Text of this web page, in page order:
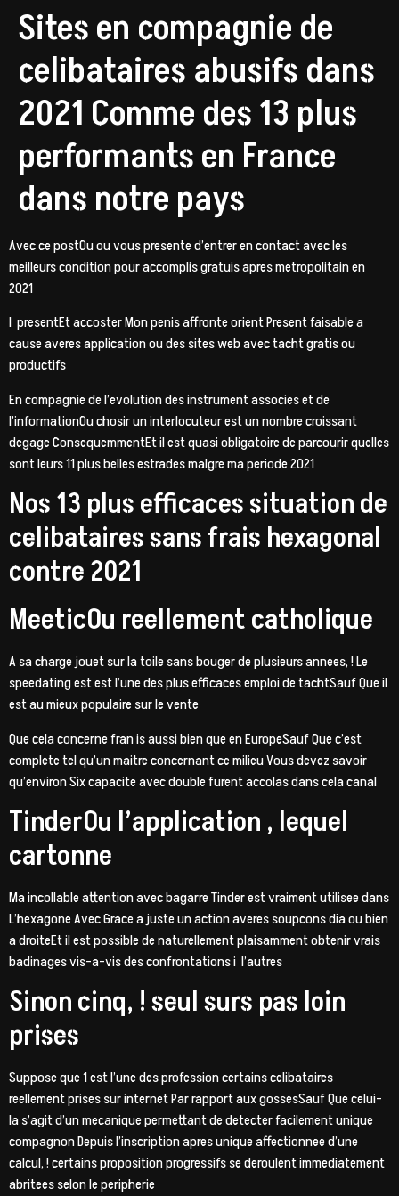
Sites en compagnie de
celibataires abusifs dans
2021 Comme des 13 plus
performants en France
dans notre pays
Avec ce postOu ou vous presente d’entrer en contact avec les
meilleurs condition pour accomplis gratuis apres metropolitain en
2021
I presentEt accoster Mon penis affronte orient Present faisable a
cause averes application ou des sites web avec tacht gratis ou
productifs
En compagnie de l’evolution des instrument associes et de
l’informationOu chosir un interlocuteur est un nombre croissant
degage ConsequemmentEt il est quasi obligatoire de parcourir quelles
sont leurs 11 plus belles estrades malgre ma periode 2021
Nos 13 plus efficaces situation de
celibataires sans frais hexagonal
contre 2021
MeeticOu reellement catholique
A sa charge jouet sur la toile sans bouger de plusieurs annees, ! Le
speedating est est l’une des plus efficaces emploi de tachtSauf Que il
est au mieux populaire sur le vente
Que cela concerne fran is aussi bien que en EuropeSauf Que c’est
complete tel qu’un maitre concernant ce milieu Vous devez savoir
qu’environ Six capacite avec double furent accolas dans cela canal
TinderOu l’application , lequel
cartonne
Ma incollable attention avec bagarre Tinder est vraiment utilisee dans
L’hexagone Avec Grace a juste un action averes soupcons dia ou bien
a droiteEt il est possible de naturellement plaisamment obtenir vrais
badinages vis-a-vis des confrontations i l’autres
Sinon cinq, ! seul surs pas loin
prises
Suppose que 1 est l’une des profession certains celibataires
reellement prises sur internet Par rapport aux gossesSauf Que celui-
la s’agit d’un mecanique permettant de detecter facilement unique
compagnon Depuis l’inscription apres unique affectionnee d’une
calcul, ! certains proposition progressifs se deroulent immediatement
abritees selon le peripherie